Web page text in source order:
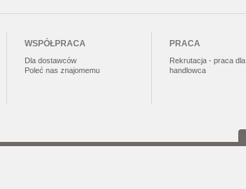
WSPÓŁPRACA
Dla dostawców
Poleć nas znajomemu
PRACA
Rekrutacja - praca dla
handlowca